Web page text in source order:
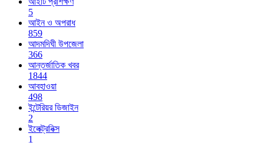
5
আইন ও অপরাধ
859
আদমদিঘী উপজেলা
366
আন্তর্জাতিক খবর
1844
আবহাওয়া
498
ইন্টেরিয়র ডিজাইন
2
ইলেক্ট্রনিক্স
1